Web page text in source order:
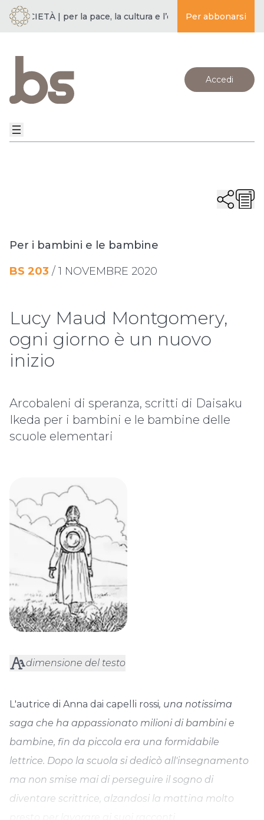
SOCIETÀ | per la pace, la cultura e l’educazione ·Per abbonarsi
Accedi
Per i bambini e le bambine
BS 203 / 1 NOVEMBRE 2020
Lucy Maud Montgomery,
ogni giorno è un nuovo
inizio
Arcobaleni di speranza, scritti di Daisaku
Ikeda per i bambini e le bambine delle
scuole elementari
dimensione del testo
L'autrice di Anna dai capelli rossi, una notissima
saga che ha appassionato milioni di bambini e
bambine, fin da piccola era una formidabile
lettrice. Dopo la scuola si dedicò all'insegnamento
ma non smise mai di perseguire il sogno di
diventare scrittrice, alzandosi la mattina molto